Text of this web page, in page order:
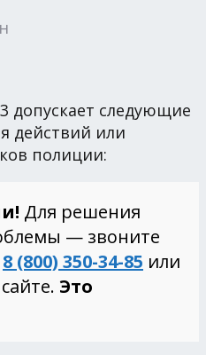
допускает следующие
действий или
полиции:
Для решения
— звоните
8 (800) 350-34-85 или
Это